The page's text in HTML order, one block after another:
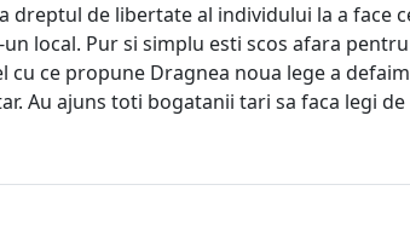
dreptul de libertate al individului la a
local. Pur si simplu esti scos afara
ce propune Dragnea noua lege a
Au ajuns toti bogatanii tari sa faca legi